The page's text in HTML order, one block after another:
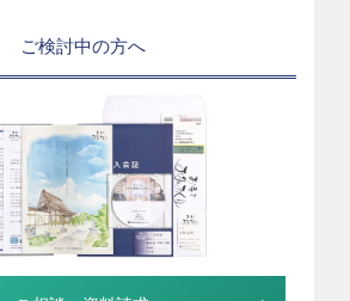
ご検討中の方へ